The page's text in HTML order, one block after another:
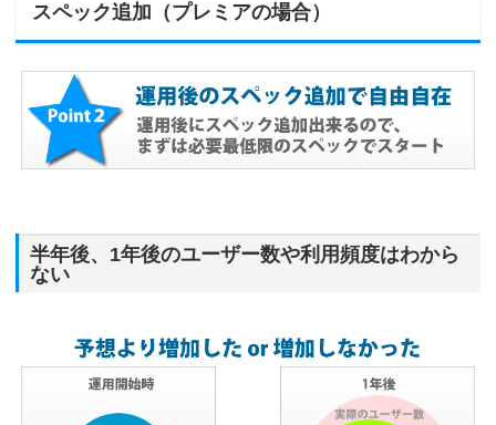
スペック追加（プレミアの場合）
半年後、1年後のユーザー数や利用頻度はわから
ない